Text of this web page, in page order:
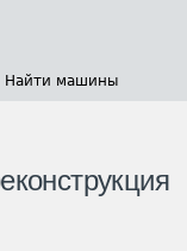
Найти машины